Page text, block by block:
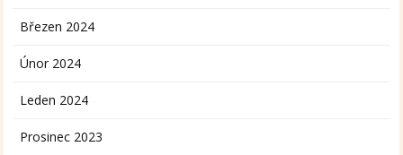
Březen 2024
Únor 2024
Leden 2024
Prosinec 2023